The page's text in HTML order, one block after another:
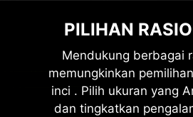
PILIHAN
Mendukung berbagai
memungkinkan
inci . Pilih ukuran yang
dan tingkatkan